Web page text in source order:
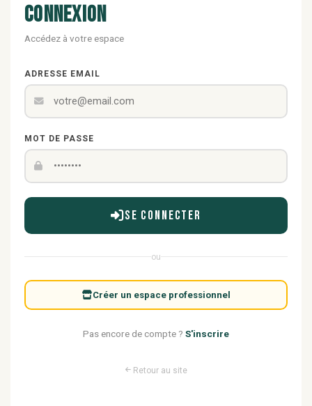
Connexion
Accédez à votre espace
ADRESSE EMAIL
MOT DE PASSE
Se connecter
ou
Créer un espace professionnel
Pas encore de compte ? S'inscrire
Retour au site